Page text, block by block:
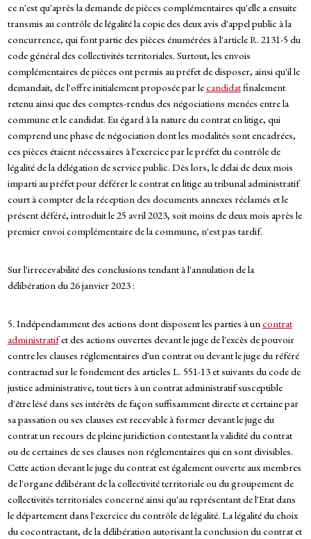
ce n'est qu'après la demande de pièces complémentaires qu'elle a ensuite
transmis au contrôle de légalité la copie des deux avis d'appel public à la
concurrence, qui font partie des pièces énumérées à l'article R. 2131-5 du
code général des collectivités territoriales. Surtout, les envois
complémentaires de pièces ont permis au préfet de disposer, ainsi qu'il le
demandait, de l'offre initialement proposée par lecandidatfinalement
retenu ainsi que des comptes-rendus des négociations menées entre la
commune et le candidat. Eu égard à la nature du contrat en litige, qui
comprend une phase de négociation dont les modalités sont encadrées,
ces pièces étaient nécessaires à l'exercice par le préfet du contrôle de
légalité de la délégation de service public. Dès lors, le délai de deux mois
imparti au préfet pour déférer le contrat en litige au tribunal administratif
court à compter de la réception des documents annexes réclamés et le
présent déféré, introduit le 25 avril 2023, soit moins de deux mois après le
premier envoi complémentaire de la commune, n'est pas tardif.
Sur l'irrecevabilité des conclusions tendant à l'annulation de la
délibération du 26 janvier 2023 :
5. Indépendamment des actions dont disposent les parties à uncontrat
administratifet des actions ouvertes devant le juge de l'excès de pouvoir
contre les clauses réglementaires d'un contrat ou devant le juge du référé
contractuel sur le fondement des articles L. 551-13 et suivants du code de
justice administrative, tout tiers à un contrat administratif susceptible
d'être lésé dans ses intérêts de façon suffisamment directe et certaine par
sa passation ou ses clauses est recevable à former devant le juge du
contrat un recours de pleine juridiction contestant la validité du contrat
ou de certaines de ses clauses non réglementaires qui en sont divisibles.
Cette action devant le juge du contrat est également ouverte aux membres
de l'organe délibérant de la collectivité territoriale ou du groupement de
collectivités territoriales concerné ainsi qu'au représentant de l'Etat dans
le département dans l'exercice du contrôle de légalité. La légalité du choix
du cocontractant, de la délibération autorisant la conclusion du contrat et